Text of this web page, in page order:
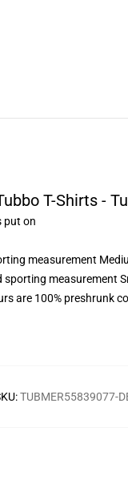
T-Shirts -
put on
measurement
measurement
are 100% preshrunk
:TUBMER55839077-